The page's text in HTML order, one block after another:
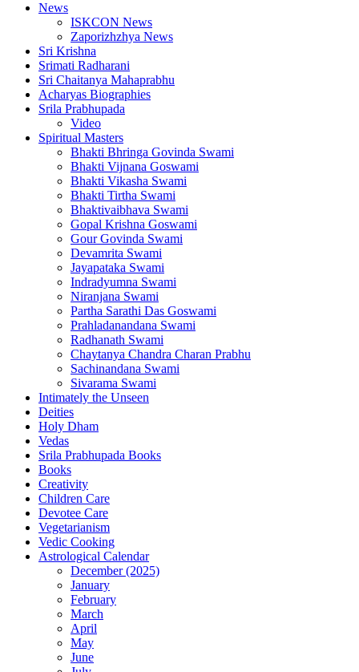
News
ISKCON News
Zaporizhzhya News
Sri Krishna
Srimati Radharani
Sri Chaitanya Mahaprabhu
Acharyas Biographies
Srila Prabhupada
Video
Spiritual Masters
Bhakti Bhringa Govinda Swami
Bhakti Vijnana Goswami
Bhakti Vikasha Swami
Bhakti Tirtha Swami
Bhaktivaibhava Swami
Gopal Krishna Goswami
Gour Govinda Swami
Devamrita Swami
Jayapataka Swami
Indradyumna Swami
Niranjana Swami
Partha Sarathi Das Goswami
Prahladanandana Swami
Radhanath Swami
Chaytanya Chandra Charan Prabhu
Sachinandana Swami
Sivarama Swami
Intimately the Unseen
Deities
Holy Dham
Vedas
Srila Prabhupada Books
Books
Creativity
Children Care
Devotee Care
Vegetarianism
Vedic Cooking
Astrological Calendar
December (2025)
January
February
March
April
May
June